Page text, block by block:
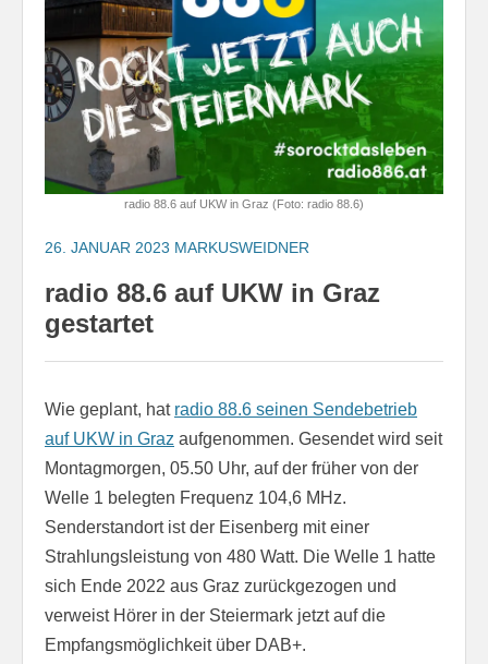
radio 88.6 auf UKW in Graz (Foto: radio 88.6)
26. JANUAR 2023 MARKUSWEIDNER
radio 88.6 auf UKW in Graz
gestartet
Wie geplant, hat radio 88.6 seinen Sendebetrieb
auf UKW in Graz aufgenommen. Gesendet wird seit
Montagmorgen, 05.50 Uhr, auf der früher von der
Welle 1 belegten Frequenz 104,6 MHz.
Senderstandort ist der Eisenberg mit einer
Strahlungsleistung von 480 Watt. Die Welle 1 hatte
sich Ende 2022 aus Graz zurückgezogen und
verweist Hörer in der Steiermark jetzt auf die
Empfangsmöglichkeit über DAB+.